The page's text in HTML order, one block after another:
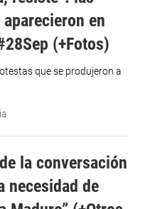
en
(+Fotos)
que se produjeron a
la conversación
necesidad de